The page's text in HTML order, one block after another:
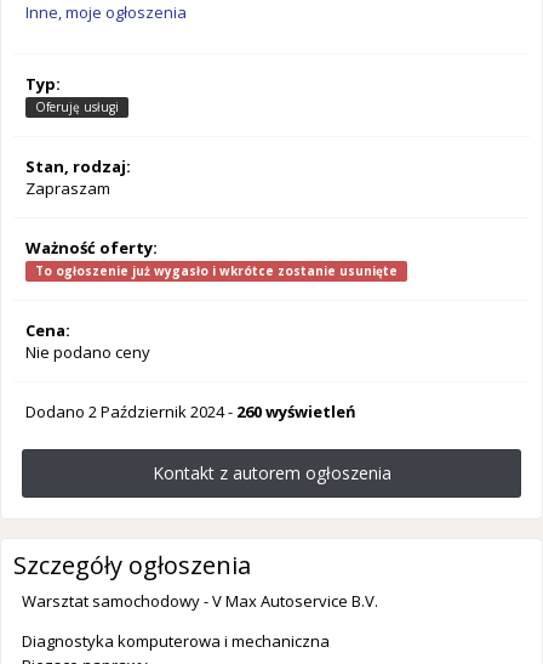
Inne, moje ogłoszenia
Typ:
Oferuję usługi
Stan, rodzaj:
Zapraszam
Ważność oferty:
To ogłoszenie już wygasło i wkrótce zostanie usunięte
Cena:
Nie podano ceny
Dodano 2 Październik 2024- 260 wyświetleń
Kontakt z autorem ogłoszenia
Szczegóły ogłoszenia
Warsztat samochodowy - V Max Autoservice B.V.
Diagnostyka komputerowa i mechaniczna